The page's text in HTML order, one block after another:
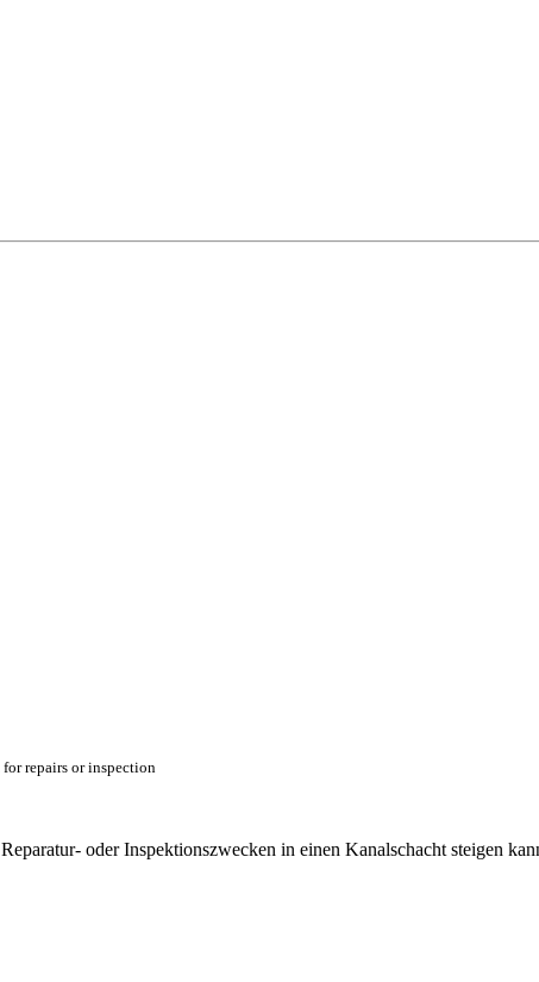
repairs or inspection
oder Inspektionszwecken in einen Kanalschacht steigen